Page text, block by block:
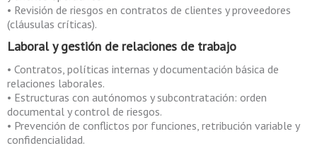
• Revisión de riesgos en contratos de clientes y proveedores
(cláusulas críticas).
Laboral y gestión de relaciones de trabajo
• Contratos, políticas internas y documentación básica de
relaciones laborales.
• Estructuras con autónomos y subcontratación: orden
documental y control de riesgos.
• Prevención de conflictos por funciones, retribución variable y
confidencialidad.